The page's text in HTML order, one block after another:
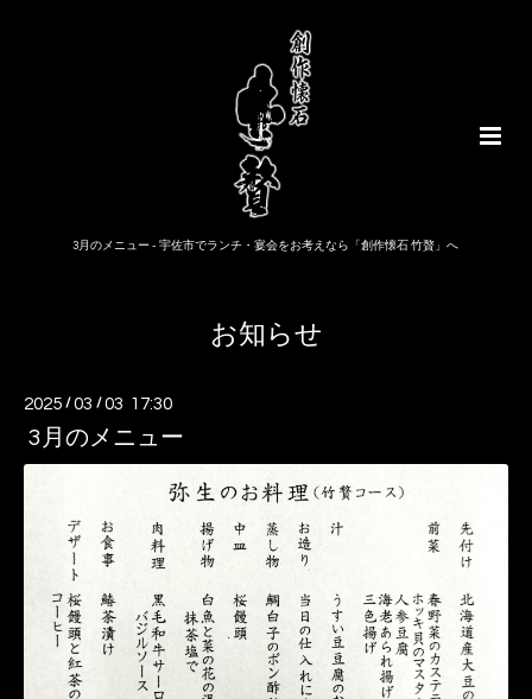
3月のメニュー - 宇佐市でランチ・宴会をお考えなら「創作懐石 竹贅」へ
お知らせ
2025 /03 /03 17:30
3月のメニュー